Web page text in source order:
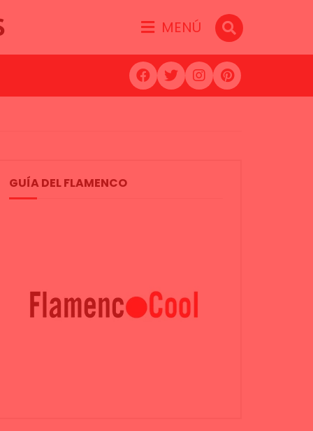
MENÚ
GUÍA DEL FLAMENCO